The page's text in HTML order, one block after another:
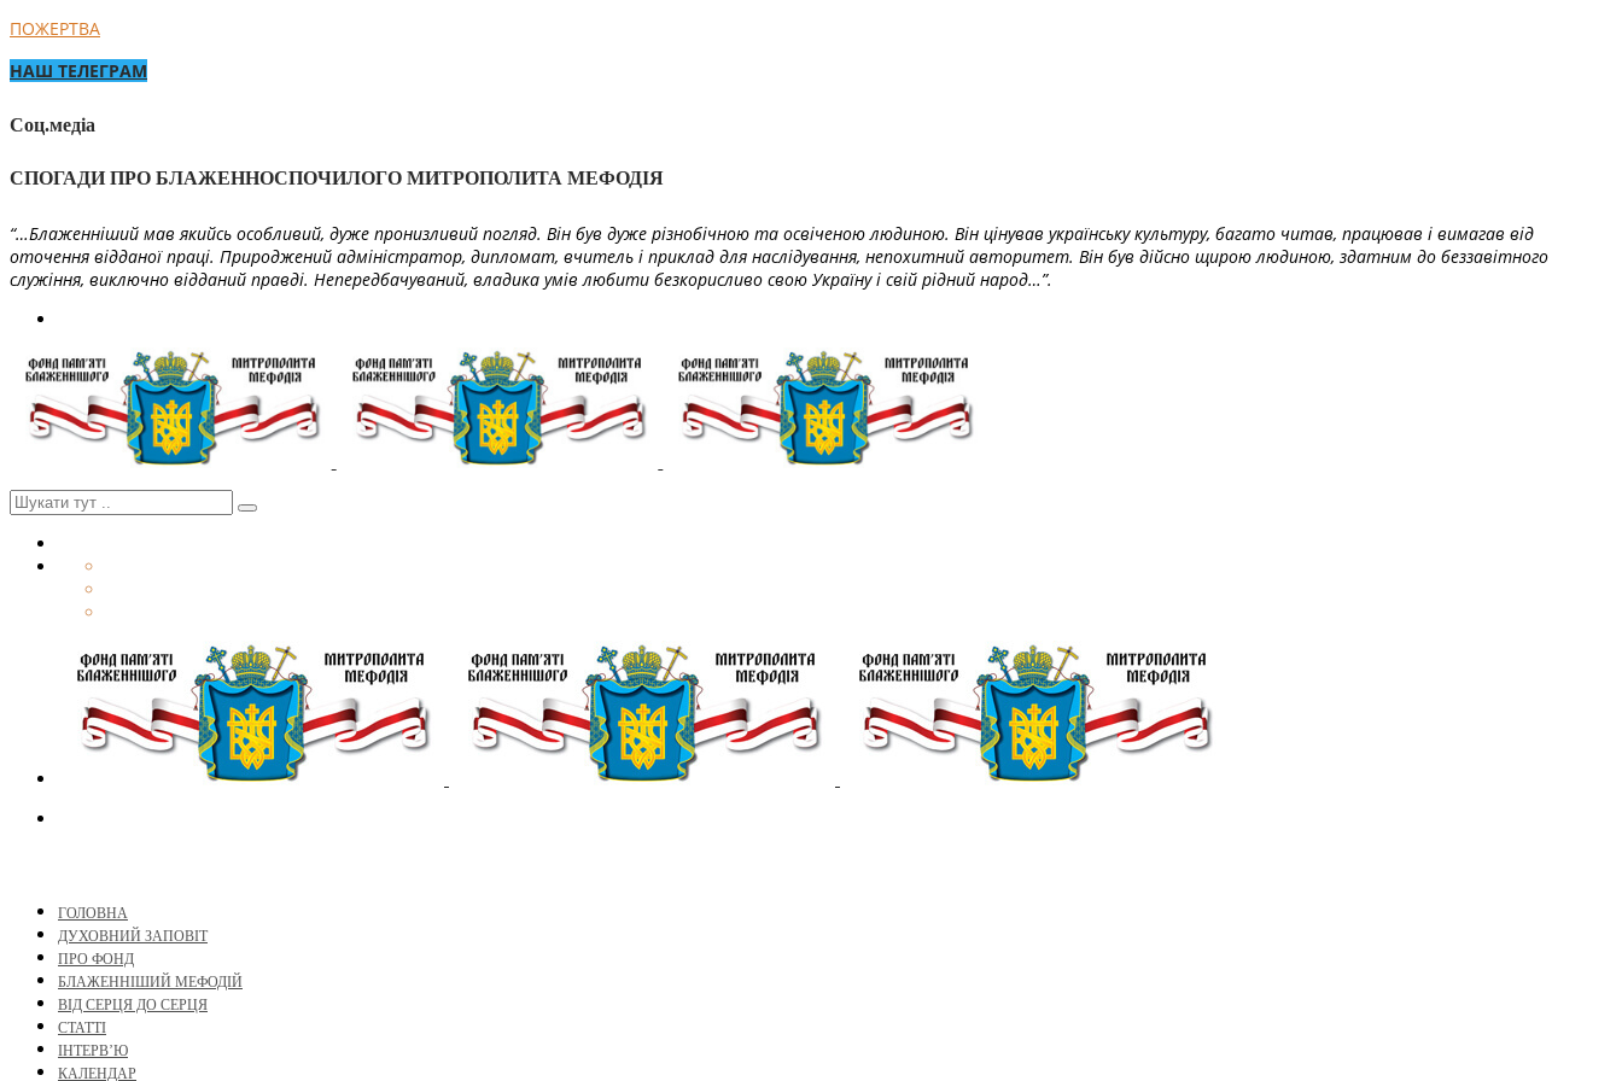
ПОЖЕРТВА
НАШ ТЕЛЕГРАМ
Соц.медіа
СПОГАДИ ПРО БЛАЖЕННОСПОЧИЛОГО МИТРОПОЛИТА МЕФОДІЯ
“…Блаженніший мав якийсь особливий, дуже пронизливий погляд. Він був дуже різнобічною та освіченою людиною. Він цінував українську культуру, багато читав, працював і вимагав від
оточення відданої праці. Природжений адміністратор, дипломат, вчитель і приклад для наслідування, непохитний авторитет. Він був дійсно щирою людиною, здатним до беззавітного
служіння, виключно відданий правді. Непередбачуваний, владика умів любити безкорисливо свою Україну і свій рідний народ…”.
ГОЛОВНА
ДУХОВНИЙ ЗАПОВІТ
ПРО ФОНД
БЛАЖЕННІШИЙ МЕФОДІЙ
ВІД СЕРЦЯ ДО СЕРЦЯ
СТАТТІ
ІНТЕРВ’Ю
КАЛЕНДАР